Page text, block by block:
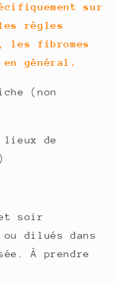
sur
règles
les fibromes
général.
(non
lieux de
soir
dilués dans
À prendre